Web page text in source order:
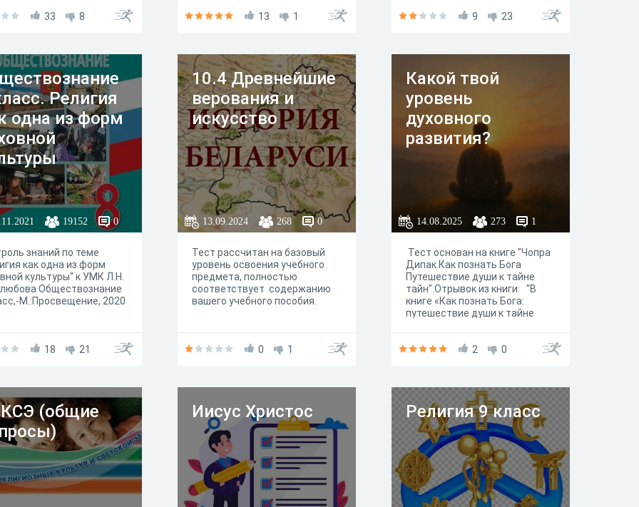
Мессия).
33 8
И.Бродского, В. Брюсов,
О.Мандельштама, Марка
Твена, Дж.Оруэлла,
Б.Л.Пастернака, А.С.Пушкина,
Дж.Роулинг, М.Е.Салтыкова-
Щедрина, А.К.Толстого, Л.Н.То
лстого, Г.К.Честертона,
А.П.Чехова, М.И.Цветаевой.
13 1 9 23
Религия
одна из форм
19152 0
знаний по теме
как одна из форм
культуры" к УМК Л.Н.
Обществознание
М.:Просвещение, 2020
18 21
10.4 Древнейшие
верования и
искусство
13.09.2024 268 0
Тест рассчитан на базовый
уровень освоения учебного
предмета, полностью
соответствует содержанию
вашего учебного пособия.
0 1
Какой твой
уровень
духовного
развития?
14.08.2025 273 1
Тест основан на книге "Чопра
Дипак.Как познать Бога
Путешествие души к тайне
тайн".Отрывок из книги: "В
книге «Как познать Бога:
путешествие души к тайне
человеке Божественного
Каждый из них ценен сам по
себе, и каждый на шаг
приближает нас к полному
взаимодействию с высшей
тайной — Божественным
Разумом. Если Бог — это
зеркало, в котором
отражаемся мы сами, —
главная идея, положенная в
основу этой книги, — то, если
2 0
(общие
Иисус Христос Религия 9 класс